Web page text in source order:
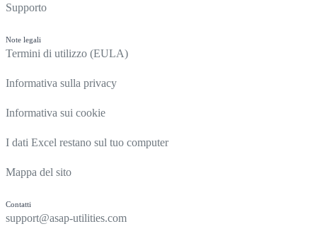
Supporto
Note legali
Termini di utilizzo (EULA)
Informativa sulla privacy
Informativa sui cookie
I dati Excel restano sul tuo computer
Mappa del sito
Contatti
support@asap-utilities.com